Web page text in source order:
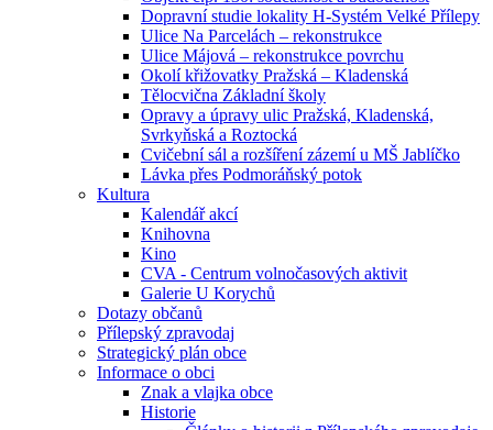
Dopravní studie lokality H-Systém Velké Přílepy
Ulice Na Parcelách – rekonstrukce
Ulice Májová – rekonstrukce povrchu
Okolí křižovatky Pražská – Kladenská
Tělocvična Základní školy
Opravy a úpravy ulic Pražská, Kladenská,
Svrkyňská a Roztocká
Cvičební sál a rozšíření zázemí u MŠ Jablíčko
Lávka přes Podmoráňský potok
Kultura
Kalendář akcí
Knihovna
Kino
CVA - Centrum volnočasových aktivit
Galerie U Korychů
Dotazy občanů
Přílepský zpravodaj
Strategický plán obce
Informace o obci
Znak a vlajka obce
Historie